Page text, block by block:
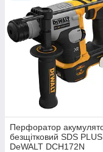
Перфоратор
безщітковий SDS PLUS
DeWALT DCH172N